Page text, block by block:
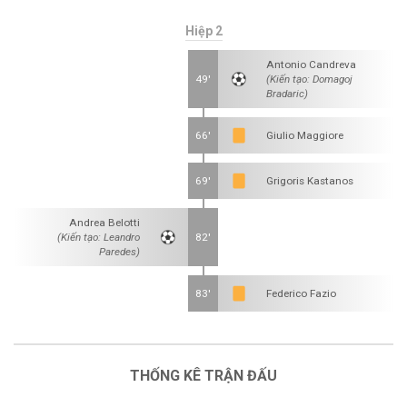
Hiệp 2
49'
Antonio Candreva
(Kiến tạo: Domagoj
Bradaric)
66' Giulio Maggiore
69' Grigoris Kastanos
Andrea Belotti
(Kiến tạo: Leandro
Paredes)
82'
83' Federico Fazio
THỐNG KÊ TRẬN ĐẤU